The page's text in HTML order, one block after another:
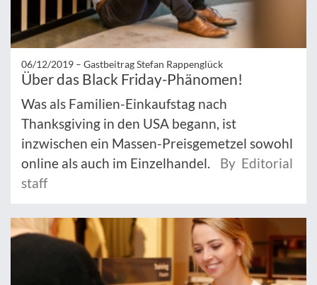
06/12/2019 – Gastbeitrag Stefan Rappenglück
Über das Black Friday-Phänomen!
Was als Familien-Einkaufstag nach
Thanksgiving in den USA begann, ist
inzwischen ein Massen-Preisgemetzel sowohl
online als auch im Einzelhandel.
By Editorial
staff